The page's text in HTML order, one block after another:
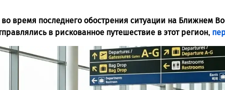
во время последнего обострения ситуации на Ближнем
в рискованное путешествие в этот регион,